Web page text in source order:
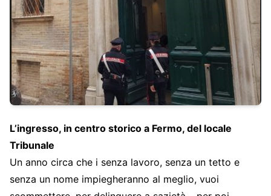
L’ingresso, in centro storico a Fermo, del locale
Tribunale
Un anno circa che i senza lavoro, senza un tetto e
senza un nome impiegheranno al meglio, vuoi